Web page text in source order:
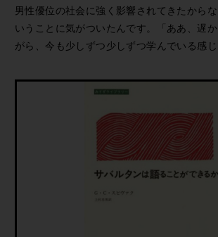
男性優位の社会に強く影響されてきたから
いうことに気がついたんです。「ああ、遅
がら、今も少しずつ少しずつ学んでいる感じ